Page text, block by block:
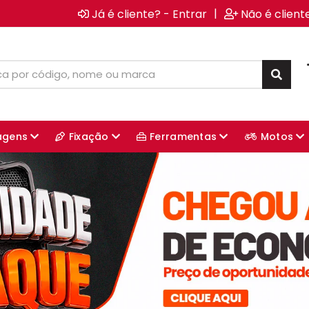
Já é cliente? - Entrar | Não é
Fixação Ferramentas Motos